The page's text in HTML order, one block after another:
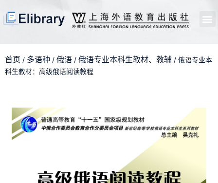
首页 / 多语种 / 俄语 / 俄语专业本科生教材、教辅 / 俄语专业本
科生教材：高级俄语阅读教程